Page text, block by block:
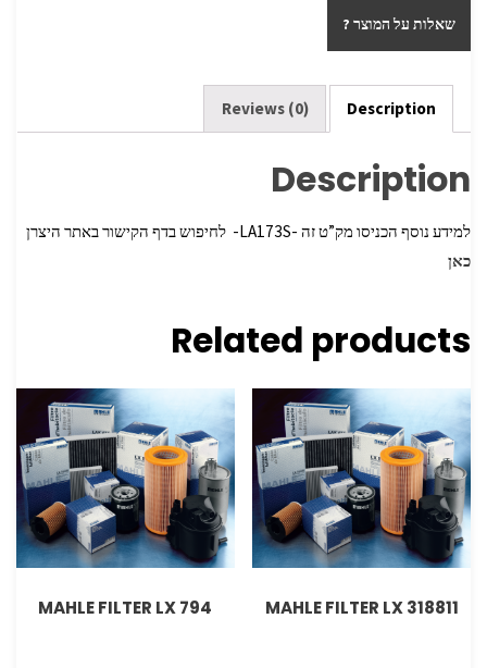
b
o
o
k
tt
er
ar
e
שאלות על המוצר ?
Description
Reviews (0)
Description
למידע נוסף הכניסו מק”ט זה -LA173S- לחיפוש בדף הקישור באתר היצרן
כאן
Related products
MAHLE FILTER LX 318811
MAHLE FILTER LX 794